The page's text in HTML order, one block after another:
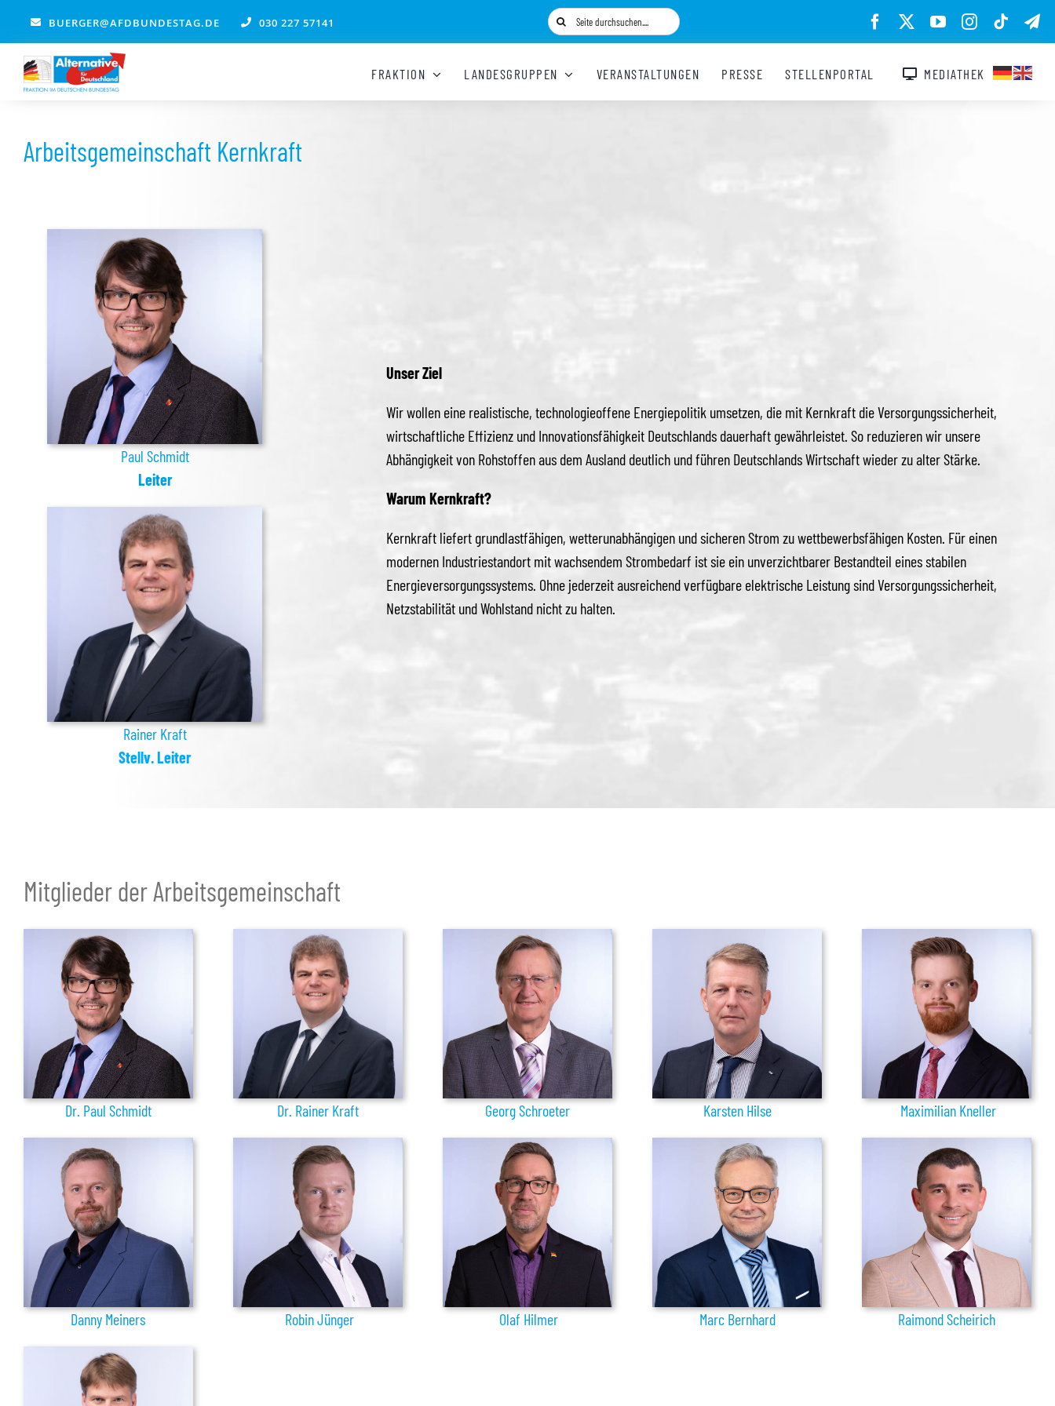
springen
BUERGER@AFDBUNDESTAG.DE 030 227 57141
Suche
nach:
FRAKTION LANDESGRUPPEN VERANSTALTUNGEN PRESSE STELLENPORTAL MEDIATHEK
Arbeitsgemeinschaft Kernkraft
Paul Schmidt
Leiter
Rainer Kraft
Stellv. Leiter
Unser Ziel
Wir wollen eine realistische, technologieoffene Energiepolitik umsetzen, die mit Kernkraft die Versorgungssicherheit,
wirtschaftliche Effizienz und Innovationsfähigkeit Deutschlands dauerhaft gewährleistet. So reduzieren wir unsere
Abhängigkeit von Rohstoffen aus dem Ausland deutlich und führen Deutschlands Wirtschaft wieder zu alter Stärke.
Warum Kernkraft?
Kernkraft liefert grundlastfähigen, wetterunabhängigen und sicheren Strom zu wettbewerbsfähigen Kosten. Für einen
modernen Industriestandort mit wachsendem Strombedarf ist sie ein unverzichtbarer Bestandteil eines stabilen
Energieversorgungssystems. Ohne jederzeit ausreichend verfügbare elektrische Leistung sind Versorgungssicherheit,
Netzstabilität und Wohlstand nicht zu halten.
Mitglieder der Arbeitsgemeinschaft
Dr. Paul Schmidt Dr. Rainer Kraft Georg Schroeter Karsten Hilse Maximilian Kneller
Danny Meiners Robin Jünger Olaf Hilmer Marc Bernhard Raimond Scheirich